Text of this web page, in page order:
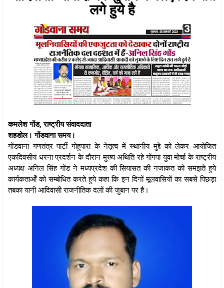
लगे हुये है
कमलेश गोंड, राष्ट्रीय संवाददाता
शहडोल। गोंडवाना समय।
गोंडवाना गणतंत्र पार्टी गोहुपारा के नेतृत्व में स्थानीय मुद्दे को लेकर आयोजित
एकदिवसीय धरना प्रदर्शन के दौरान मुख्य अथिति रहे गोंगपा युवा मोर्चा के राष्ट्रीय
अध्यक्ष अनिल सिंह गोंड ने मध्यप्रदेश की सियासत की नजाकत को समझते हुये
कार्यकतार्ओं को सम्बोधित करते हुये कहा कि इन दिनों मूलवासियों का सबसे पिछड़ा
तबका यानी आदिवासी राजनीतिक दलों की जुबान पर है।